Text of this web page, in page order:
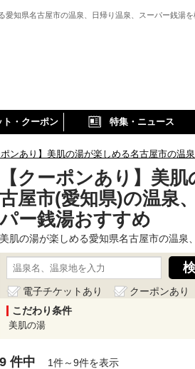
愛知県名古屋市の温泉、日帰り温泉、スーパー銭湯を
ト・クーポン 特集・ニュース
ポンあり】美肌の湯が楽しめる名古屋市の温
【クーポンあり】美
古屋市(愛知県)の温泉
ー銭湯おすすめ
美肌の湯が楽しめる愛知県名古屋市の温泉
電子チケットあり クーポンあり
こだわり条件
美肌の湯
9 件中 1件～9件を表示